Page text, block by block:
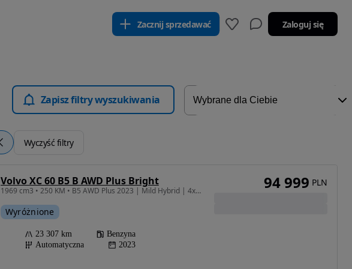
Zacznij sprzedawać Zaloguj się
Zapisz filtry wyszukiwania
Wyczyść filtry
Volvo XC 60 B5 B AWD Plus Bright
1969 cm3 • 250 KM • B5 AWD Plus 2023 | Mild Hybrid | 4x4 | Bogate wyposażenie !
Wyróżnione
23 307 km
Benzyna
Automatyczna
2023
94 999 PLN